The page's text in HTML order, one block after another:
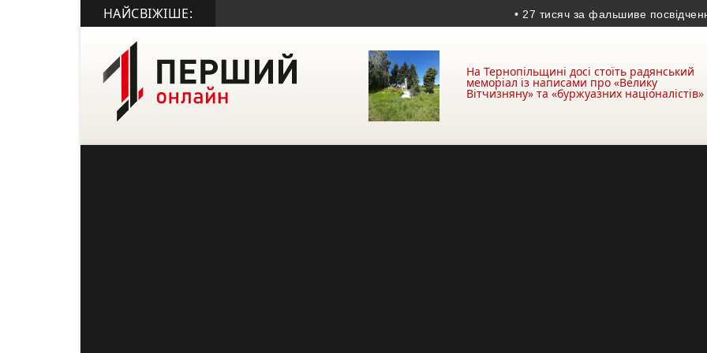
НАЙСВІЖІШЕ: • 27 тисяч за фальшиве посвідчення: у
На Тернопільщині досі стоїть радянський
меморіал із написами про «Велику
Вітчизняну» та «буржуазних націоналістів»